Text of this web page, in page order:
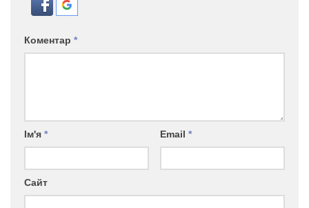
Коментар *
Ім'я * Email *
Сайт